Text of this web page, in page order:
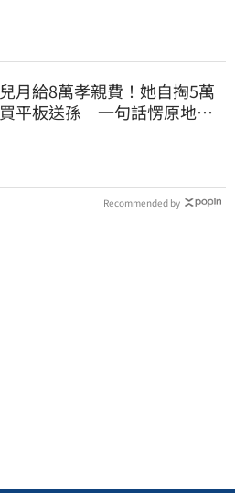
兒月給8萬孝親費！她自掏5萬
買平板送孫 一句話愣原地
Recommended by